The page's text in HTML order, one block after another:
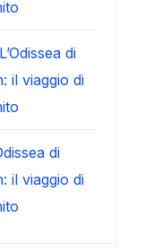
L’Odissea di
il viaggio di
di
il viaggio di